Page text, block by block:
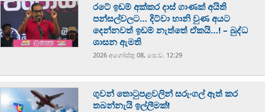
රටේ ඉඩම් අක්කර දාස් ගාණක් අයිති
පන්සල්වලට… දිට්වා හානි වුණ අයට
දෙන්නවත් ඉඩම් නැත්තේ ඒකයි…! – බුද්ධ
ශාසන ඇමති
2026 අගෝස්‍තු 08, පෙ.ව. 12:29
ගුවන් තොටුපළවලින් සරුංගල් ඈත් කර
තබන්නැයි ඉල්ලීමක්!